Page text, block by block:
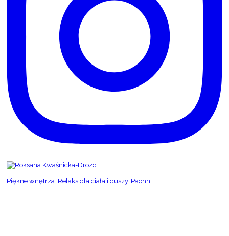
Piękne wnętrza. Relaks dla ciała i duszy. Pachn